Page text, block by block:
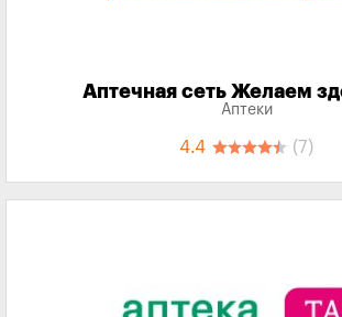
Аптечная сеть Желаем
Аптеки
4.4 (7)